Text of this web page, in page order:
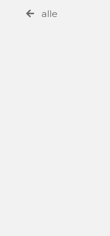
alle